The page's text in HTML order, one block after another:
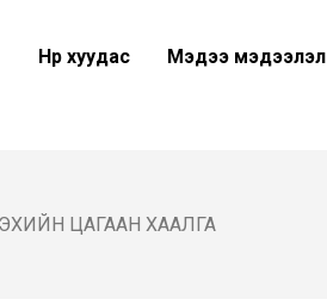
Нүүр хуудас Мэдээ мэдээлэл
ЦАГААН ХААЛГА